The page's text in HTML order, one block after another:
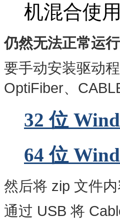
机混合使
仍然无法正常运
要手动安装驱动
OptiFiber、
32 位
64 位
然后将 zip 文件
通过 USB 将